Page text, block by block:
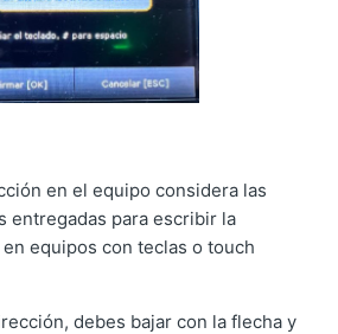
en el equipo considera las
entregadas para escribir la
equipos con teclas o touch
debes bajar con la flecha y